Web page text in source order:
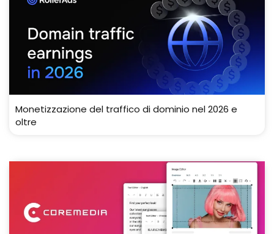
Monetizzazione del traffico di dominio nel 2026 e
oltre